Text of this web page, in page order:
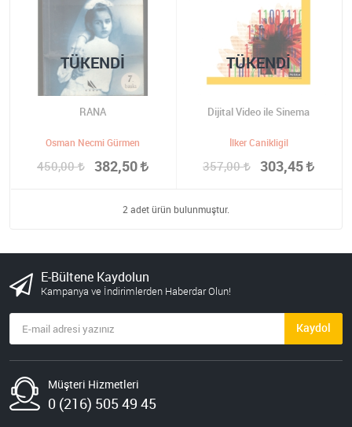
RANA
Osman Necmi Gürmen
450,00 382,50
TÜKENDI
Dijital Video ile Sinema
İlker Canikligil
357,00 303,45
TÜKENDI
2 adet ürün bulunmuştur.
E-Bültene Kaydolun
Kampanya ve İndirimlerden Haberdar Olun!
Kaydol
Müşteri Hizmetleri
0 (216) 505 49 45